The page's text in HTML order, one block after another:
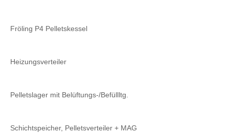
Fröling P4 Pelletskessel
Heizungsverteiler
Pelletslager mit Belüftungs-/Befüllltg.
Schichtspeicher, Pelletsverteiler + MAG